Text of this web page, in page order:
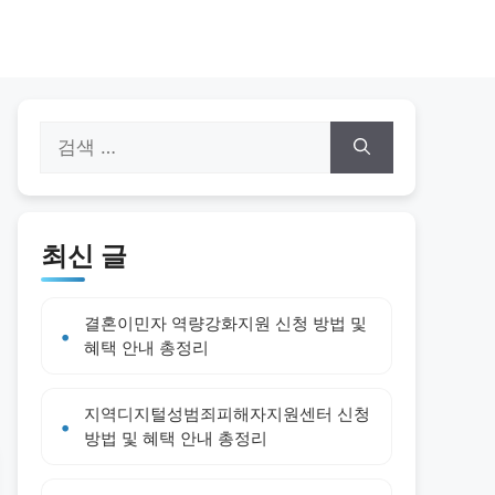
색:
최신 글
결혼이민자 역량강화지원 신청 방법 및
혜택 안내 총정리
지역디지털성범죄피해자지원센터 신청
방법 및 혜택 안내 총정리